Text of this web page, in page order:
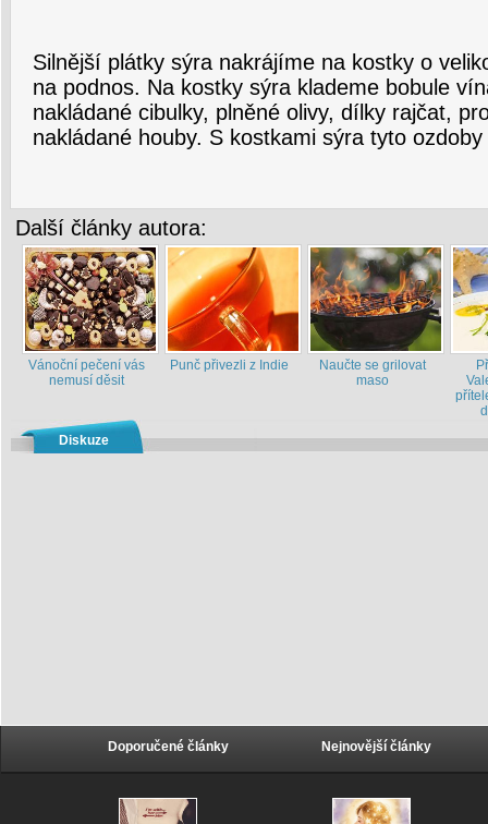
Silnější plátky sýra nakrájíme na kostky o
na podnos. Na kostky sýra klademe bobule
nakládané cibulky, plněné olivy, dílky rajčat,
nakládané houby. S kostkami sýra tyto
Další články autora:
Vánoční pečení vás
nemusí děsit
Punč přivezli z Indie
Naučte se grilovat
maso
Diskuze
Doporučené články Nejnovější články